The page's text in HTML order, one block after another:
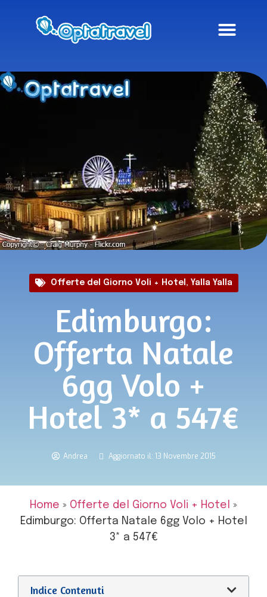
Offerte del Giorno Voli + Hotel , Yalla Yalla
Edimburgo:
Offerta Natale
6gg Volo +
Hotel 3* a 547€
Andrea Aggiornato il: 13 Novembre 2015
Home » Offerte del Giorno Voli + Hotel
»
Edimburgo: Offerta Natale 6gg Volo + Hotel
3* a 547€
Indice Contenuti